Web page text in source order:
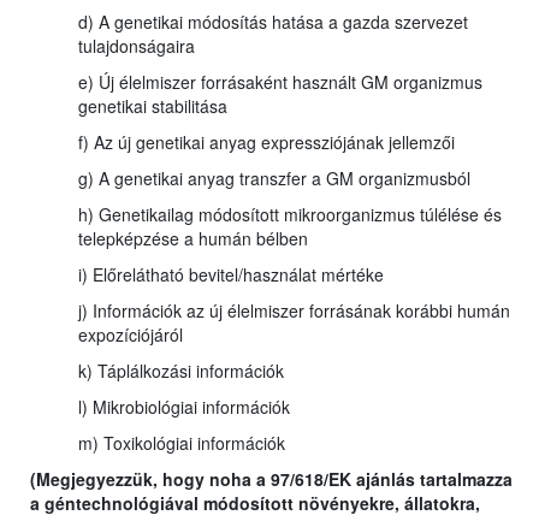
d) A genetikai módosítás hatása a gazda szervezet
tulajdonságaira
e) Új élelmiszer forrásaként használt GM organizmus
genetikai stabilitása
f) Az új genetikai anyag expressziójának jellemzői
g) A genetikai anyag transzfer a GM organizmusból
h) Genetikailag módosított mikroorganizmus túlélése és
telepképzése a humán bélben
i) Előrelátható bevitel/használat mértéke
j) Információk az új élelmiszer forrásának korábbi humán
expozíciójáról
k) Táplálkozási információk
l) Mikrobiológiai információk
m) Toxikológiai információk
(Megjegyezzük, hogy noha a 97/618/EK ajánlás tartalmazza
a géntechnológiával módosított növényekre, állatokra,